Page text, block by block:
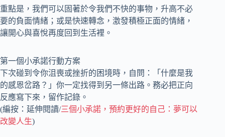
重點是，我們可以固著於令我們不快的事物，升高不必
要的負面情緒；或是快速轉念，激發積極正面的情緒，
讓開心與喜悅再度回到生活裡。
第一個小承諾行動方案
下次碰到令你沮喪或挫折的困境時，自問：「什麼是我
的感恩岔路？」你一定找得到另一條出路。務必把正向
反應寫下來，留作記錄。
(編按：延伸閱讀/三個小承諾，預約更好的自己：夢可以
改變人生)